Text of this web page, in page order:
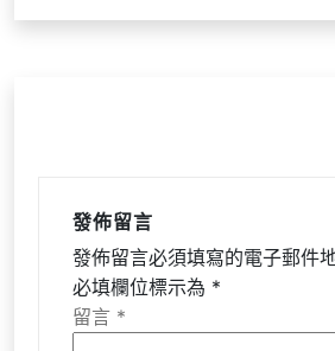
覽
發佈留言
發佈留言必須填寫的電子郵件
必填欄位標示為 *
留言 *